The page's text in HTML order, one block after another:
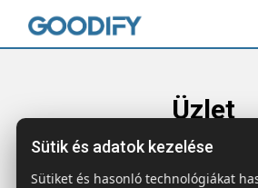
Üzlet
Főoldal Termékek Ruházat &
Csúszásmentes papucs
Sütik és adatok kezelése
Sütiket és hasonló technológiákat